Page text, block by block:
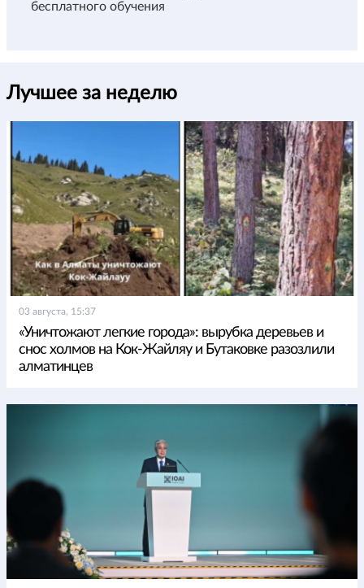
бесплатного обучения
Лучшее за неделю
03 августа, 15:37
«Уничтожают легкие города»: вырубка деревьев и
снос холмов на Кок-Жайляу и Бутаковке разозлили
алматинцев